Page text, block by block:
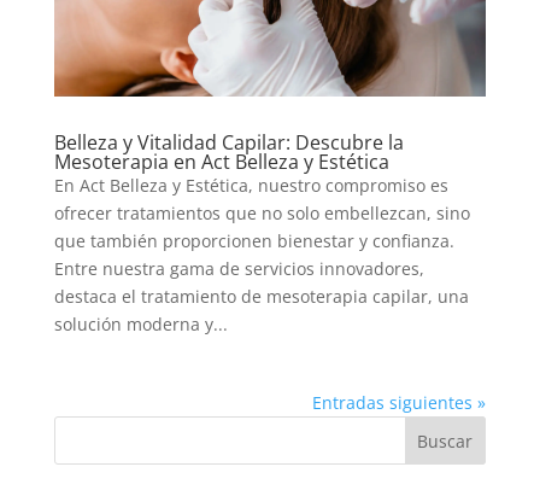
Belleza y Vitalidad Capilar: Descubre la
Mesoterapia en Act Belleza y Estética
En Act Belleza y Estética, nuestro compromiso es
ofrecer tratamientos que no solo embellezcan, sino
que también proporcionen bienestar y confianza.
Entre nuestra gama de servicios innovadores,
destaca el tratamiento de mesoterapia capilar, una
solución moderna y...
Entradas siguientes »